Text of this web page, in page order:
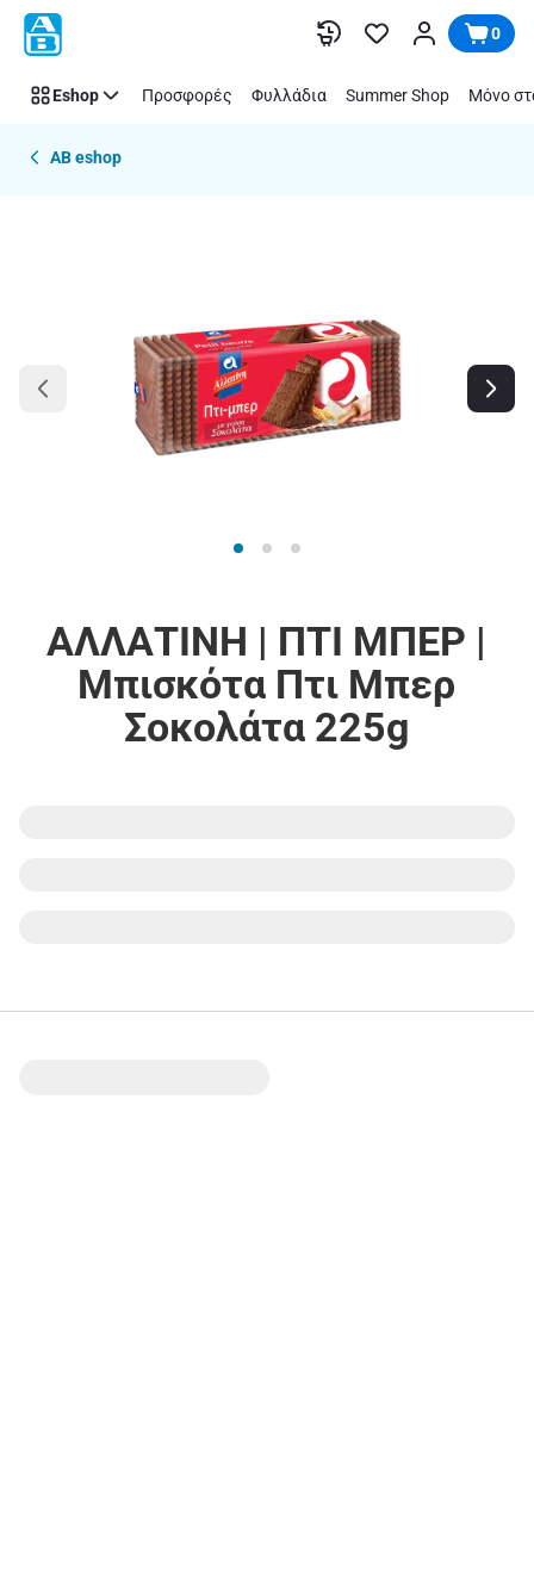
Παράλειψη 0
Eshop Προσφορές Φυλλάδια Summer Shop Μόνο
AB eshop
ΑΛΛΑΤΙΝΗ | ΠΤΙ ΜΠΕΡ |
Μπισκότα Πτι Μπερ
Σοκολάτα 225g